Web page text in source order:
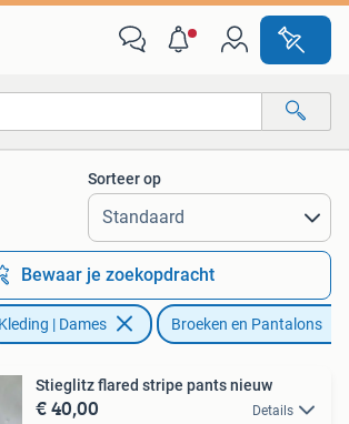
Alle afstanden…
Sorteer op
Bewaar je zoekopdracht
Kleding | Dames Broeken en Pantalons
Stieglitz flared stripe pants nieuw
€ 40,00 Details